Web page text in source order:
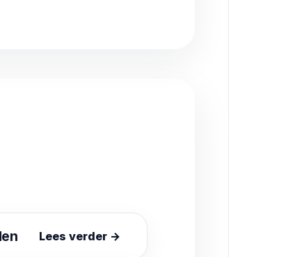
Lees verder →